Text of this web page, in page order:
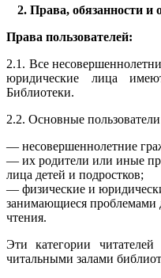
2. Права, обязанности и
Права пользователей:
2.1. Все
юридические лица
Библиотеки.
2.2. Основные
— несовершеннолетние
— их родители или иные
лица детей и подростков;
— физические и
занимающиеся проблемами
чтения.
Эти категории
читальными залами